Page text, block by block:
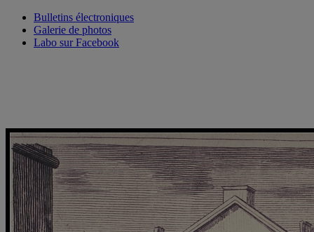
Bulletins électroniques
Galerie de photos
Labo sur Facebook